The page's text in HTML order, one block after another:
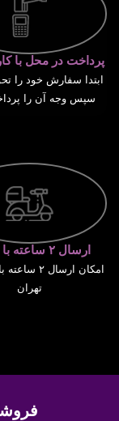
پرداخت در محل با
ابتدا سفارش خود را
سپس وجه آن را
ارسال ۲ ساعته با الوپیک
امکان ارسال ۲
تهران